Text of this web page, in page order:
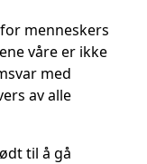
menneskers
våre er ikke
med
av alle
til å gå